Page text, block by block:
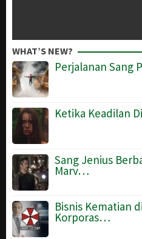
WHAT’S NEW?
Perjalanan Sang
Ketika Keadilan
Sang Jenius
Marv…
Bisnis Kematian
Korporas…